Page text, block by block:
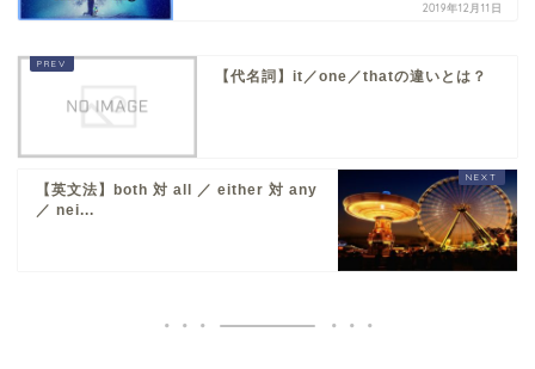
2019年12月11日
【代名詞】it／one／thatの違いとは？
【英文法】both 対 all ／ either 対 any
／ nei...